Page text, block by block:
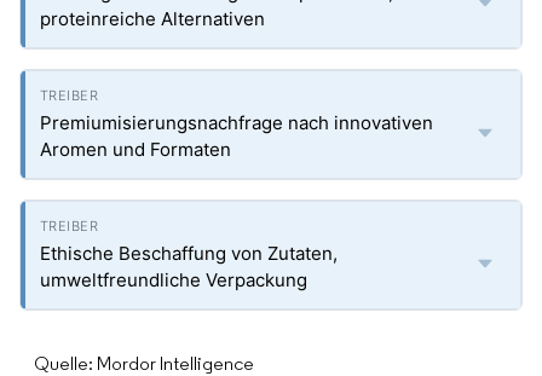
proteinreiche Alternativen
Premiumisierungsnachfrage nach innovativen
Aromen und Formaten
Ethische Beschaffung von Zutaten,
umweltfreundliche Verpackung
Quelle: Mordor Intelligence